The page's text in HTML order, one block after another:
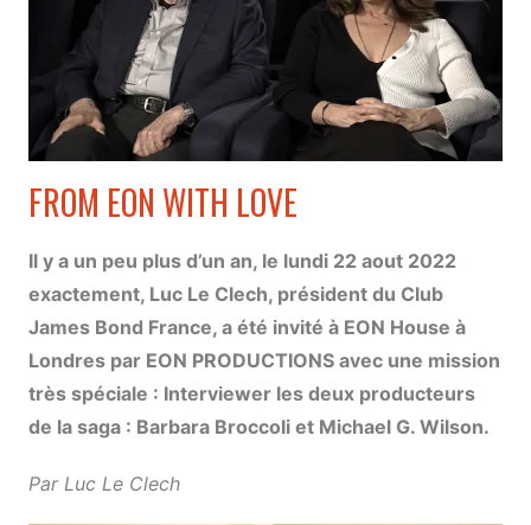
FROM EON WITH LOVE
Il y a un peu plus d’un an, le lundi 22 aout 2022
exactement, Luc Le Clech, président du Club
James Bond France, a été invité à EON House à
Londres par EON PRODUCTIONS avec une mission
très spéciale : Interviewer les deux producteurs
de la saga : Barbara Broccoli et Michael G. Wilson.
Par Luc Le Clech